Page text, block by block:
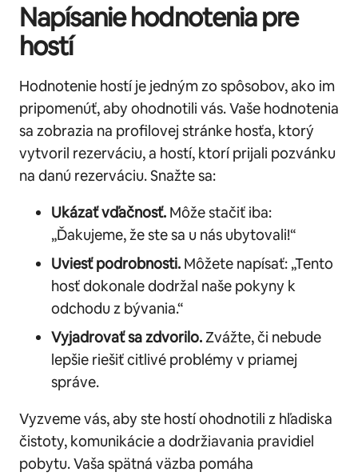
Napísanie hodnotenia pre
hostí
Hodnotenie hostí je jedným zo spôsobov, ako im
pripomenúť, aby ohodnotili vás. Vaše hodnotenia
sa zobrazia na profilovej stránke hosťa, ktorý
vytvoril rezerváciu, a hostí, ktorí prijali pozvánku
na danú rezerváciu. Snažte sa:
Ukázať vďačnosť. Môže stačiť iba:
„Ďakujeme, že ste sa u nás ubytovali!“
Uviesť podrobnosti. Môžete napísať: „Tento
hosť dokonale dodržal naše pokyny k
odchodu z bývania.“
Vyjadrovať sa zdvorilo.Zvážte, či nebude
lepšie riešiť citlivé problémy v priamej
správe.
Vyzveme vás, aby ste hostí ohodnotili z hľadiska
čistoty, komunikácie a dodržiavania pravidiel
pobytu. Vaša spätná väzba pomáha